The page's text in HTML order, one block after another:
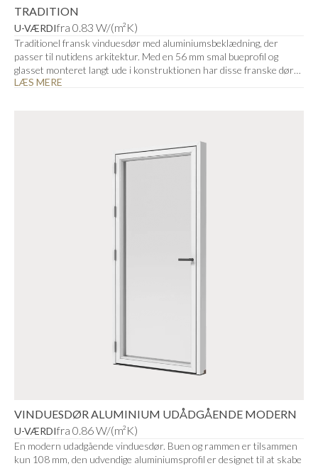
TRADITION
U-VÆRDIfra 0.83 W/(m²K)
Traditionel fransk vinduesdør med aluminiumsbeklædning, der
passer til nutidens arkitektur. Med en 56 mm smal bueprofil og
glasset monteret langt ude i konstruktionen har disse franske døre
et stilrent look.
LÆS MERE
VINDUESDØR ALUMINIUM UDÅDGÅENDE MODERN
U-VÆRDIfra 0.86 W/(m²K)
En modern udadgående vinduesdør. Buen og rammen er tilsammen
kun 108 mm, den udvendige aluminiumsprofil er designet til at skabe